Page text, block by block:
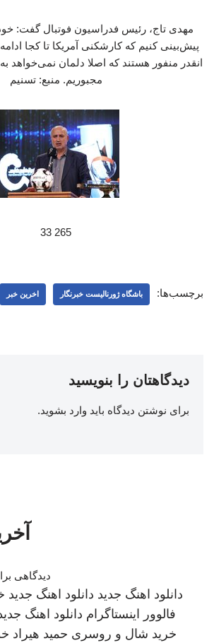
مهدی تاج، رئیس فدراسیون فوتبال گفت:
پیش‌بینی کنیم که کارشکنی آمریکا تا کجا
انقدر منفور هستند که اصلا دلمان نمی‌خواهد
مجبوریم. منبع: تسنیم
265 33
برچسب‌ها: باشگاه ژورنالیست خبرنگار اخرین خبر
دیدگاهتان را بنویسید
برای نوشتن دیدگاه باید وارد بشوید.
دیدگاهی
دانلود اهنگ جدید دانلود اهنگ جدید
فالوور اینستاگرام دانلود اهنگ
خرید شال و روسری حمید هیراد